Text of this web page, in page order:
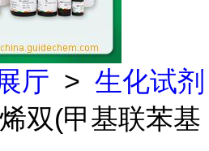
厅 > 生化试剂
双(甲基联苯基